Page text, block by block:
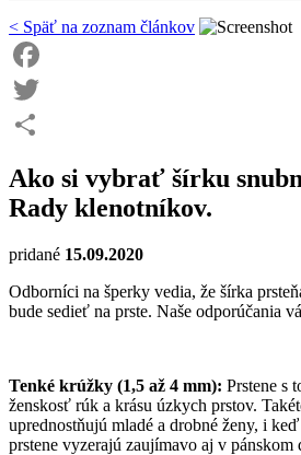
< Späť na zoznam článkov
Facebook
Twitter
Ako si vybrať šírku
Rady klenotníkov.
pridané 15.09.2020
Odborníci na šperky vedia, že šírka
bude sedieť na prste. Naše odporúčania
Tenké krúžky (1,5 až 4 mm): Prstene s
ženskosť rúk a krásu úzkych prstov.
uprednostňujú mladé a drobné ženy, i
prstene vyzerajú zaujímavo aj v pánskom